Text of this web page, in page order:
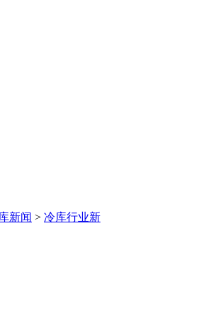
新闻 > 冷库行业新